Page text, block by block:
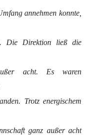
annehmen konnte,
Die Direktion ließ die
außer acht. Es waren
Trotz energischem
ganz außer acht